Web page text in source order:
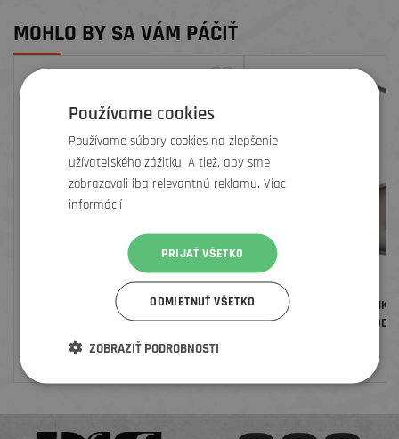
MOHLO BY SA VÁM PÁČIŤ
BIKEWORKX MAZIVO NA REŤAZ V
SPREJI CHAIN STAR NORMAL, 400 ML
16€
EVOC VAK DO
HYDRATION
Používame cookies
Používame súbory cookies na zlepšenie
užívateľského zážitku. A tiež, aby sme
zobrazovali iba relevantnú reklamu. Viac
informácií
PRIJAŤ VŠETKO
ODMIETNUŤ VŠETKO
ZOBRAZIŤ PODROBNOSTI